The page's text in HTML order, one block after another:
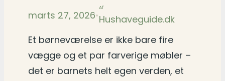
marts 27, 2026•
Af
Hushaveguide.dk
Et børneværelse er ikke bare fire
vægge og et par farverige møbler –
det er barnets helt egen verden, et